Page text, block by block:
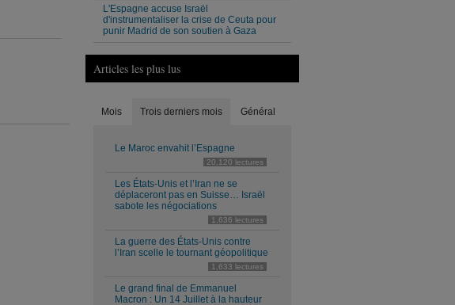
L'Espagne accuse Israël
d'instrumentaliser la crise de Ceuta pour
punir Madrid de son soutien à Gaza
Articles les plus lus
Mois Trois derniers mois Général
Le Maroc envahit l’Espagne
20,120 lectures
Les États-Unis et l’Iran ne se
déplaceront pas en Suisse… Israël
sabote les négociations
1,636 lectures
La guerre des États-Unis contre
l’Iran scelle le tournant géopolitique
1,633 lectures
Le grand final de Emmanuel
Macron : Un 14 Juillet à la hauteur